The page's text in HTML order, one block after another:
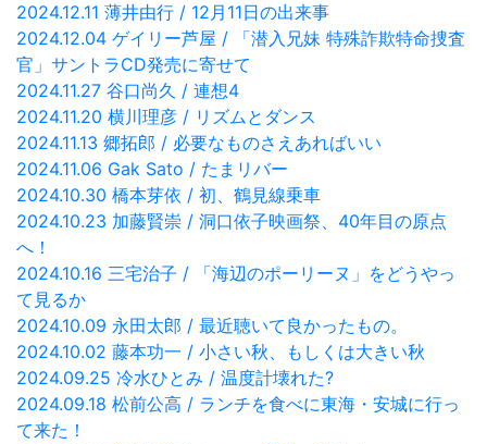
2024.12.11 薄井由行 / 12月11日の出来事
2024.12.04 ゲイリー芦屋 / 「潜入兄妹 特殊詐欺特命捜査
官」サントラCD発売に寄せて
2024.11.27 谷口尚久 / 連想4
2024.11.20 横川理彦 / リズムとダンス
2024.11.13 郷拓郎 / 必要なものさえあればいい
2024.11.06 Gak Sato / たまリバー
2024.10.30 橋本芽依 / 初、鶴見線乗車
2024.10.23 加藤賢崇 / 洞口依子映画祭、40年目の原点
へ！
2024.10.16 三宅治子 / 「海辺のポーリーヌ」をどうやっ
て見るか
2024.10.09 永田太郎 / 最近聴いて良かったもの。
2024.10.02 藤本功一 / 小さい秋、もしくは大きい秋
2024.09.25 冷水ひとみ / 温度計壊れた?
2024.09.18 松前公高 / ランチを食べに東海・安城に行っ
て来た！